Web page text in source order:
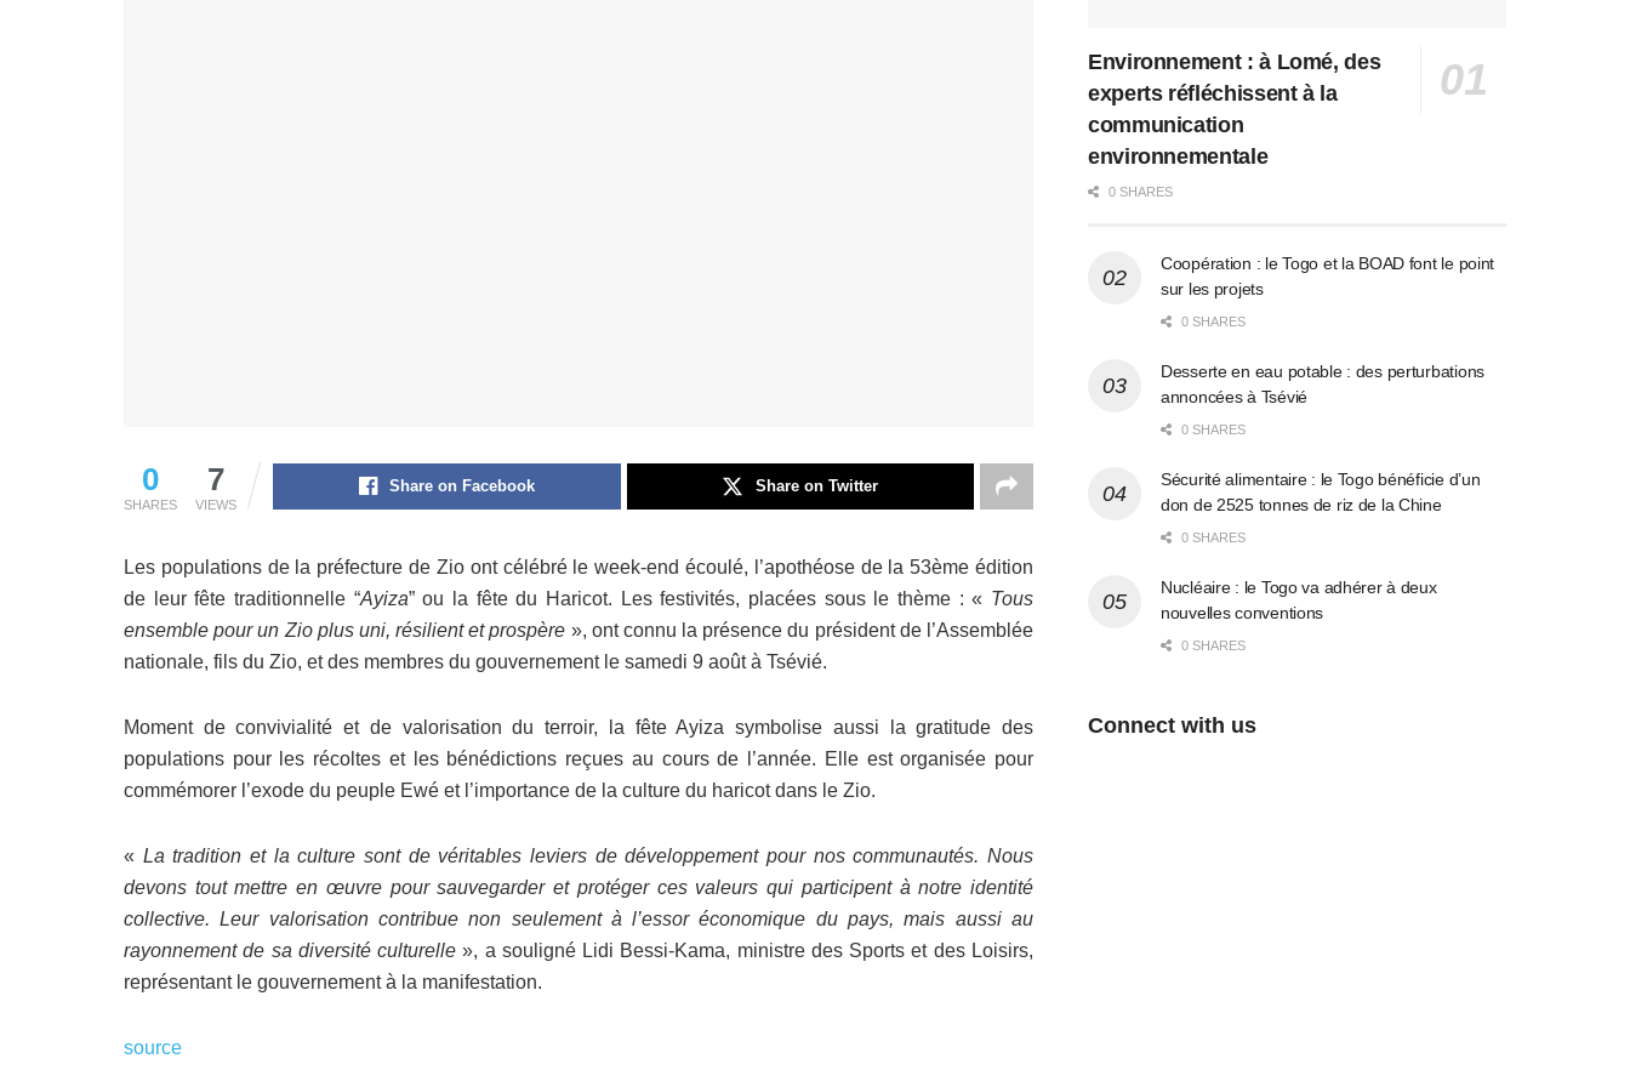
0
SHARES
7
VIEWS
Share on Facebook Share on Twitter
Les populations de la préfecture de Zio ont célébré le week-end écoulé, l’apothéose de la 53ème édition
de leur fête traditionnelle “Ayiza” ou la fête du Haricot. Les festivités, placées sous le thème : « Tous
ensemble pour un Zio plus uni, résilient et prospère », ont connu la présence du président de l’Assemblée
nationale, fils du Zio, et des membres du gouvernement le samedi 9 août à Tsévié.
Moment de convivialité et de valorisation du terroir, la fête Ayiza symbolise aussi la gratitude des
populations pour les récoltes et les bénédictions reçues au cours de l’année. Elle est organisée pour
commémorer l’exode du peuple Ewé et l’importance de la culture du haricot dans le Zio.
« La tradition et la culture sont de véritables leviers de développement pour nos communautés. Nous
devons tout mettre en œuvre pour sauvegarder et protéger ces valeurs qui participent à notre identité
collective. Leur valorisation contribue non seulement à l’essor économique du pays, mais aussi au
rayonnement de sa diversité culturelle », a souligné Lidi Bessi-Kama, ministre des Sports et des Loisirs,
représentant le gouvernement à la manifestation.
source
Environnement : à Lomé, des
experts réfléchissent à la
communication
environnementale
0 SHARES
Coopération : le Togo et la BOAD font le point
sur les projets
0 SHARES
Desserte en eau potable : des perturbations
annoncées à Tsévié
0 SHARES
Sécurité alimentaire : le Togo bénéficie d’un
don de 2525 tonnes de riz de la Chine
0 SHARES
Nucléaire : le Togo va adhérer à deux
nouvelles conventions
0 SHARES
Connect with us